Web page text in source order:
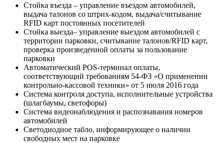
Стойка въезда – управление въездом автомобилей,
выдача талонов со штрих-кодом, выдача/считывание
RFID карт постоянных посетителей
Стойка выезда– управление выездом автомобилей с
территории парковки, считывание талонов/RFID карт,
проверка произведенной оплаты за пользование
парковки
Автоматический POS-терминал оплаты,
соответствующий требованиям 54-ФЗ «О применении
контрольно-кассовой техники» от 5 июля 2016 года
Система контроля доступа, исполнительные устройства
(шлагбаумы, светофоры)
Система видеонаблюдения и распознавания номеров
автомобилей
Светодиодное табло, информирующее о наличии
свободных мест на парковке